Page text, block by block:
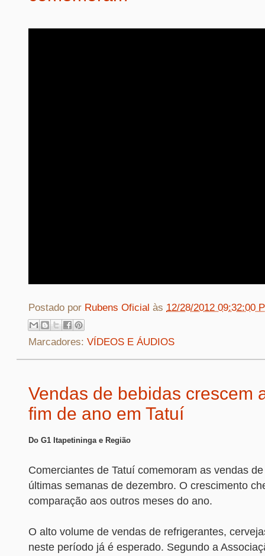
Postado por Rubens Oficial às 12/28/2012 09:32:00
Marcadores: VÍDEOS E ÁUDIOS
Vendas de bebidas crescem
fim de ano em Tatuí
Do G1 Itapetininga e Região
Comerciantes de Tatuí comemoram as vendas
últimas semanas de dezembro. O crescimento
comparação aos outros meses do ano.
O alto volume de vendas de refrigerantes,
neste período já é esperado. Segundo a